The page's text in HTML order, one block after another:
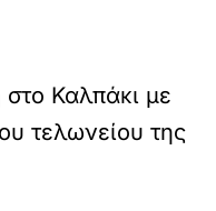
Καλπάκι με
τελωνείου της